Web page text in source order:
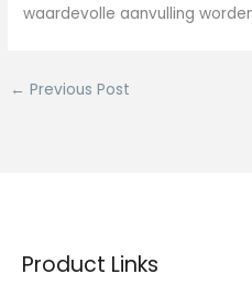
waardevolle aanvulling
← Previous Post
Product Links